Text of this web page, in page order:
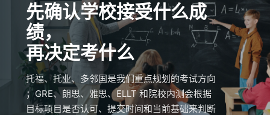
先确认学校接受什么成
绩，
再决定考什么
托福、托业、多邻国是我们重点规划的考试方向
；GRE、朗思、雅思、ELLT 和院校内测会根据
目标项目是否认可、提交时间和当前基础来判断